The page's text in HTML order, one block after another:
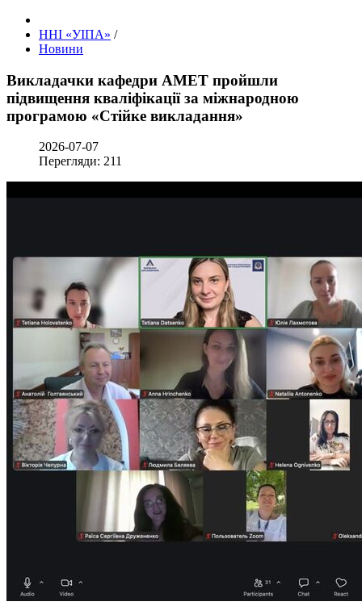
ННІ «УІПА» /
Новини
Викладачки кафедри АМЕТ пройшли
підвищення кваліфікації за міжнародною
програмою «Стійке викладання»
2026-07-07
Перегляди: 211